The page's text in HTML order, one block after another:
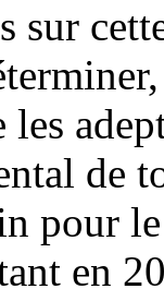
sur
les
de
pour
en